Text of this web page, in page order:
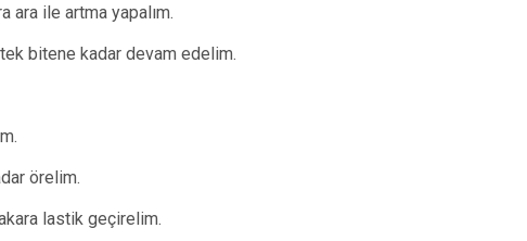
ara ile artma yapalım.
bitene kadar devam edelim.
örelim.
lastik geçirelim.